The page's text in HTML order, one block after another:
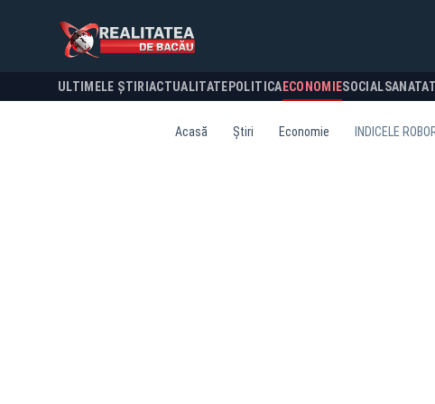
ULTIMELE ȘTIRI ACTUALITATE POLITICA ECONOMIESOCIAL
Acasă Știri Economie INDICELE